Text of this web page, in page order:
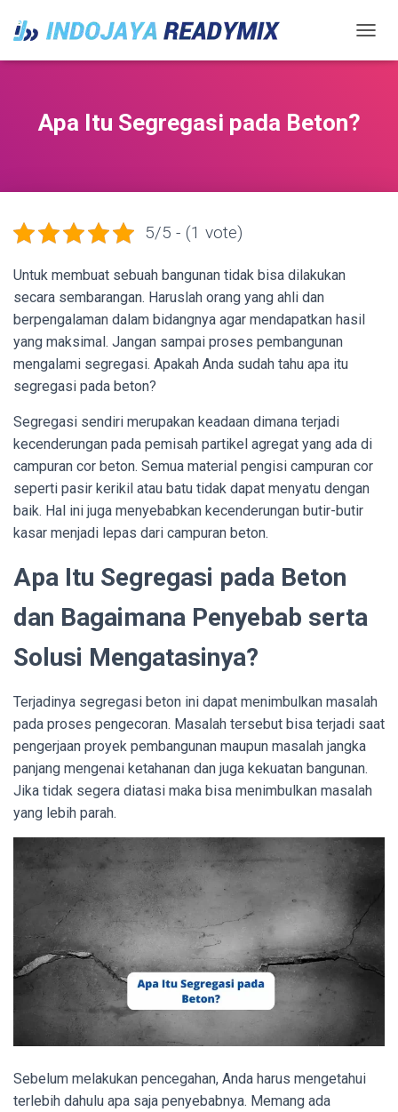
Apa Itu Segregasi pada Beton?
5/5 - (1 vote)
Untuk membuat sebuah bangunan tidak bisa dilakukan
secara sembarangan. Haruslah orang yang ahli dan
berpengalaman dalam bidangnya agar mendapatkan hasil
yang maksimal. Jangan sampai proses pembangunan
mengalami segregasi. Apakah Anda sudah tahu apa itu
segregasi pada beton?
Segregasi sendiri merupakan keadaan dimana terjadi
kecenderungan pada pemisah partikel agregat yang ada di
campuran cor beton. Semua material pengisi campuran cor
seperti pasir kerikil atau batu tidak dapat menyatu dengan
baik. Hal ini juga menyebabkan kecenderungan butir-butir
kasar menjadi lepas dari campuran beton.
Apa Itu Segregasi pada Beton
dan Bagaimana Penyebab serta
Solusi Mengatasinya?
Terjadinya segregasi beton ini dapat menimbulkan masalah
pada proses pengecoran. Masalah tersebut bisa terjadi saat
pengerjaan proyek pembangunan maupun masalah jangka
panjang mengenai ketahanan dan juga kekuatan bangunan.
Jika tidak segera diatasi maka bisa menimbulkan masalah
yang lebih parah.
Sebelum melakukan pencegahan, Anda harus mengetahui
terlebih dahulu apa saja penyebabnya. Memang ada